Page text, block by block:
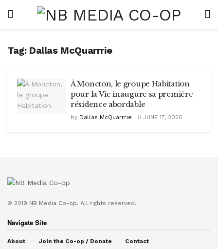
Tag: Dallas McQuarrrie
À Moncton, le groupe Habitation
pour la Vie inaugure sa première
résidence abordable
by Dallas McQuarrrie JUNE 17, 2026
© 2019 NB Media Co-op. All rights reserved.
Navigate Site
About Join the Co-op / Donate
Contact